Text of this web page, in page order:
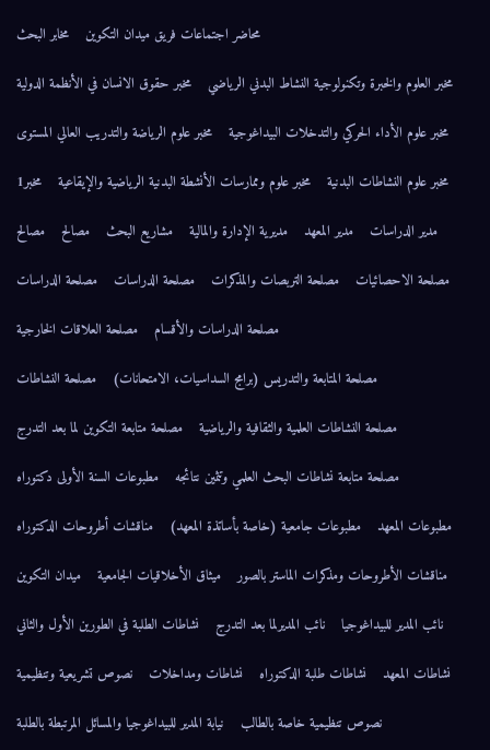
محاضر اجتماعات فريق ميدان التكوين
مخابر البحث
مخبر العلوم والخبرة وتكنولوجية النشاط البدني الرياضي
مخبر حقوق الانسان في الأنظمة الدولية
مخبر علوم الأداء الحركي والتدخلات البيداغوجية
مخبر علوم الرياضة والتدريب العالي المستوى
مخبر علوم النشاطات البدنية
مخبر علوم وممارسات الأنشطة البدنية الرياضية والإيقاعية
مخبر1
مدير الدراسات
مدير المعهد مديرية الإدارة والمالية مشاريع البحث مصالح
مصالح
مصلحة الاحصائيات
مصلحة التربصات والمذكرات مصلحة الدراسات
مصلحة الدراسات
مصلحة الدراسات والأقسام
مصلحة العلاقات الخارجية
مصلحة المتابعة والتدريس (برامج السداسيات، الامتحانات)
مصلحة النشاطات
مصلحة النشاطات العلمية والثقافية والرياضية
مصلحة متابعة التكوين لما بعد التدرج
مصلحة متابعة نشاطات البحث العلمي وتثمين نتائجه
مطبوعات السنة الأولى دكتوراه
مطبوعات المعهد
مطبوعات جامعية (خاصة بأساتذة المعهد)
مناقشات أطروحات الدكتوراه
مناقشات الأطروحات ومذكرات الماستر بالصور
ميثاق الأخلاقيات الجامعية
ميدان التكوين
نائب المدير للبيداغوجيا
نائب المديرلما بعد التدرج
نشاطات الطلبة في الطورين الأول والثاني
نشاطات المعهد
نشاطات طلبة الدكتوراه نشاطات ومداخلات
نصوص تشريعية وتنظيمية
نصوص تنظيمية خاصة بالطالب
نيابة المدير للبيداغوجيا والمسائل المرتبطة بالطلبة